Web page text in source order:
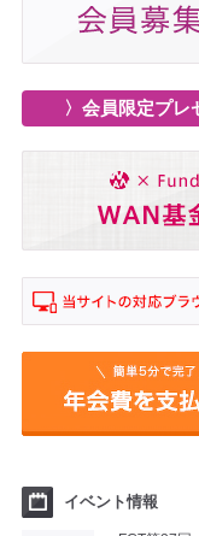
〉会員限定プレ
イベント情報